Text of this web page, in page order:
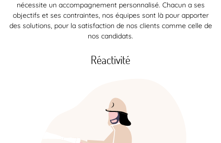
nécessite un accompagnement personnalisé. Chacun a ses
objectifs et ses contraintes, nos équipes sont là pour apporter
des solutions, pour la satisfaction de nos clients comme celle de
nos candidats.
Réactivité